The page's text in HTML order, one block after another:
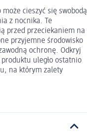
cieszyć się swobodą
z nocnika. Te
przed przeciekaniem na
przyjemne środowisko
ochronę. Odkryj
uległo ostatnio
na którym zalety